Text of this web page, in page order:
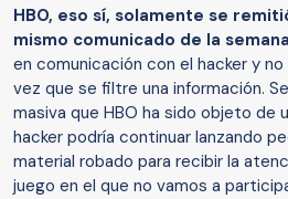
HBO, eso sí, solamente se
mismo comunicado de la
en comunicación con el hacker y
vez que se filtre una información.
masiva que HBO ha sido objeto de
hacker podría continuar lanzando
material robado para recibir la
juego en el que no vamos a